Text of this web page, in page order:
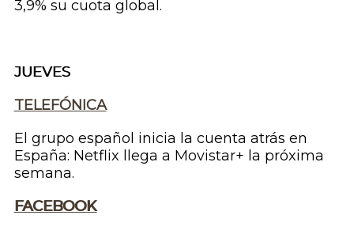
3,9% su cuota global.
JUEVES
TELEFÓNICA
El grupo español inicia la cuenta atrás en
España: Netflix llega a Movistar+ la próxima
semana.
FACEBOOK